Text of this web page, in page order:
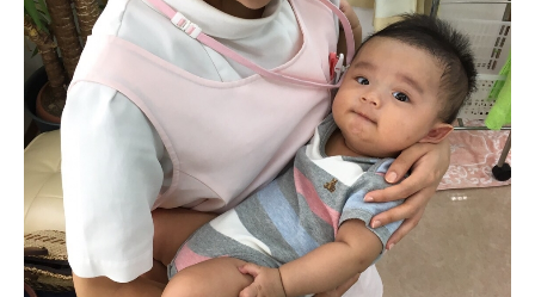
首・肩の痛み
腰の痛み
産後の骨盤矯正
relax&bodycare Bell
初めての方へ
健康保険の取扱いについて